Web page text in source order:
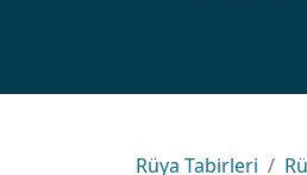
Rüya Tabirleri